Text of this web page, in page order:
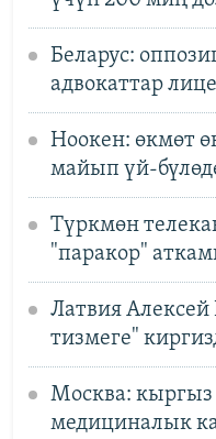
Беларус:
адвокаттар
Ноокен: өкмөт
майып үй-
Түркмөн
"паракор"
Латвия Алексей
тизмеге"
Москва:
медициналык